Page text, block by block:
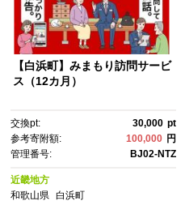
【白浜町】みまもり訪問サービ
ス（12カ月）
交換pt: 30,000 pt
参考寄附額:
100,000 円
管理番号:
BJ02-NTZ
近畿地方
和歌山県
白浜町